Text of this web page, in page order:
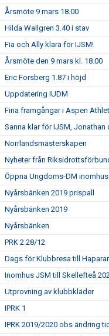
Årsmöte 9 mars 18.00
Hilda Wallgren 3.40 i stav
Fia och Ally klara för IJSM!
Årsmöte den 9 mars kl. 18.00
Eric Forsberg 1.87 i höjd
Uppdatering IUDM
Fina framgångar i Aspen
Sanna klar för IJSM,
Norrlandsmästerskapen
Nyheter från
Öppna Ungdoms-DM
Nyårsbänken 2019 prispall
Nyårsbänken 2019
Nyårsbänken
PRK 2 28/12
Dags för Klubbresa till
Inomhus JSM till Skellefteå
Utprovning av klubbkläder
IPRK 1
IPRK 2019/2020 obs ändring